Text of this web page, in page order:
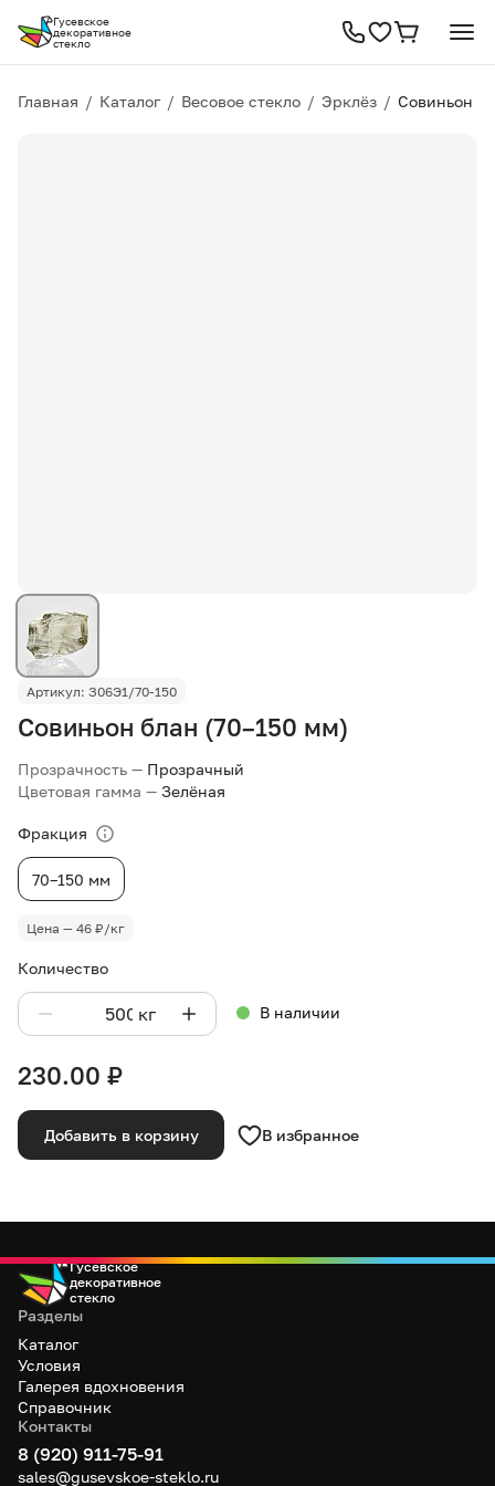
Гусевское
декоративное
стекло
Главная / Каталог / Весовое стекло / Эрклёз / Совиньон
Артикул: З06Э1/70-150
Совиньон блан (70–150 мм)
Прозрачность — Прозрачный
Цветовая гамма — Зелёная
Фракция
70–150 мм
Цена — 46 ₽/кг
Количество
кг В наличии
230.00 ₽
Добавить в корзину В избранное
Гусевское
декоративное
стекло
Разделы
Каталог
Условия
Галерея вдохновения
Справочник
Контакты
8 (920) 911-75-91
sales@gusevskoe-steklo.ru